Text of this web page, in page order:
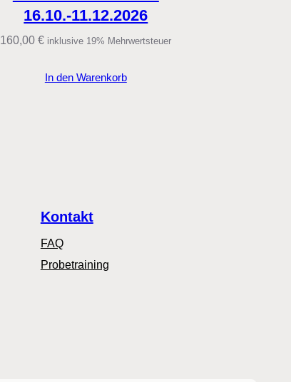
16.10.-11.12.2026
160,00€ inklusive 19% Mehrwertsteuer
In den Warenkorb
Kontakt
FAQ
Probetraining